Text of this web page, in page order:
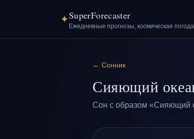
✦SuperForecaster
Ежедневные прогнозы, космическая
← Сонник
Сияющий
Сон с образом «Сияющий